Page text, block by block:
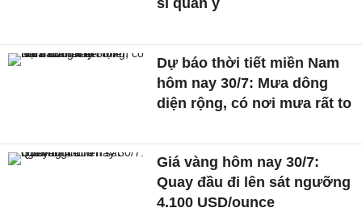
Dự báo thời tiết miền Nam
hôm nay 30/7: Mưa dông
diện rộng, có nơi mưa rất to
Giá vàng hôm nay 30/7:
Quay đầu đi lên sát ngưỡng
4.100 USD/ounce